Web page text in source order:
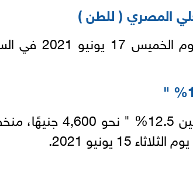
المصري ( للطن )
شهدت أسعار القمح استقرارًا اليوم
حيث سجل القمح الأوكراني "بروتين 12.5% "